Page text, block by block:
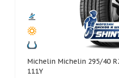
Michelin Michelin 295/40 R21 Pilot Sport 4 SUV
111Y